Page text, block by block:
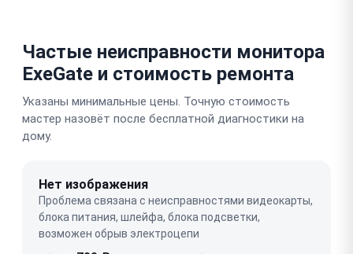
Частые неисправности монитора
ExeGate и стоимость ремонта
Указаны минимальные цены. Точную стоимость
мастер назовёт после бесплатной диагностики на
дому.
Нет изображения
Проблема связана с неисправностями видеокарты,
блока питания, шлейфа, блока подсветки,
возможен обрыв электроцепи